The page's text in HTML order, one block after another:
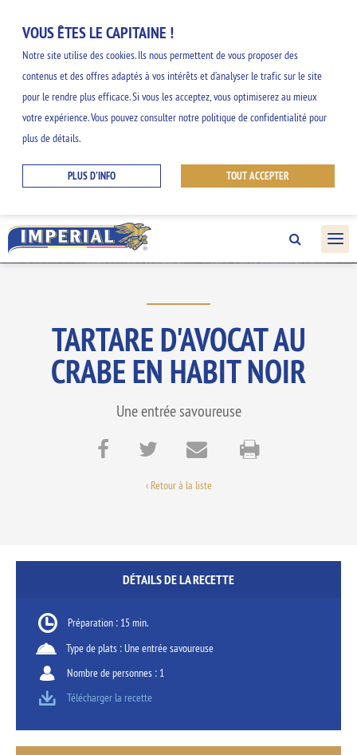
VOUS ÊTES LE CAPITAINE !
Notre site utilise des cookies. Ils nous permettent de vous proposer des
contenus et des offres adaptés à vos intérêts et d’analyser le trafic sur le site
pour le rendre plus efficace. Si vous les acceptez, vous optimiserez au mieux
votre expérience. Vous pouvez consulter notre politique de confidentialité pour
plus de détails.
PLUS D'INFO TOUT ACCEPTER
NOS INSPIRATIONS
Découvrez nos idées faciles et originales et
IMPERIAL.
TARTARE D'AVOCAT AU
CRABE EN HABIT NOIR
Une entrée savoureuse
‹ Retour à la liste
DÉTAILS DE LA RECETTE
Préparation : 15 min.
Type de plats : Une entrée savoureuse
Nombre de personnes : 1
Télécharger la recette